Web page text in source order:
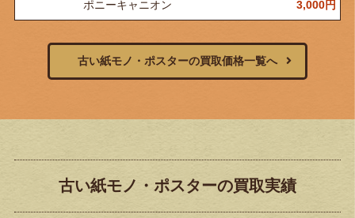
ポニーキャニオン 3,000円
古い紙モノ・ポスターの買取価格一覧へ
古い紙モノ・ポスターの買取実績